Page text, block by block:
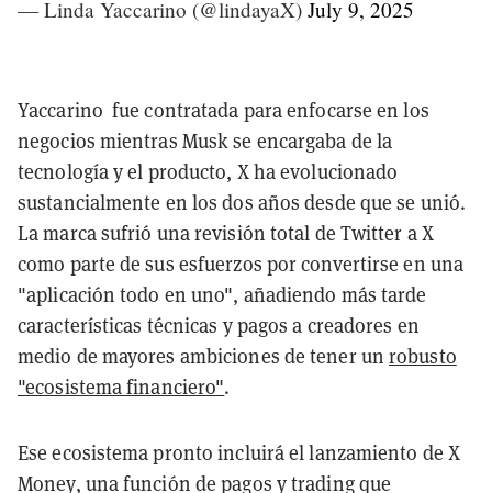
— Linda Yaccarino (@lindayaX) July 9, 2025
Yaccarino fue contratada para enfocarse en los
negocios mientras Musk se encargaba de la
tecnología y el producto, X ha evolucionado
sustancialmente en los dos años desde que se unió.
La marca sufrió una revisión total de Twitter a X
como parte de sus esfuerzos por convertirse en una
"aplicación todo en uno", añadiendo más tarde
características técnicas y pagos a creadores en
medio de mayores ambiciones de tener unrobusto
"ecosistema financiero".
Ese ecosistema pronto incluirá el lanzamiento de X
Money, una función de pagos y trading que